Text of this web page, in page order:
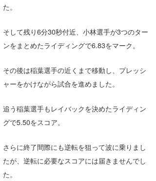
た。
そして残り6分30秒付近、小林選手が3つのター
ンをまとめたライディングで6.83をマーク。
その後は稲葉選手の近くまで移動し、プレッシ
ャーをかけながら試合を進めました。
追う稲葉選手もレイバックを決めたライディン
グで5.50をスコア。
さらに終了間際にも逆転を狙って波に乗りまし
たが、逆転に必要なスコアには届きませんでし
た。